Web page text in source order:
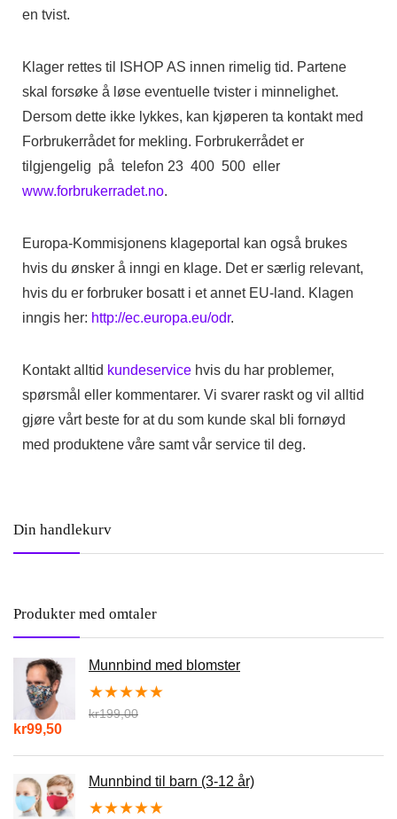
en tvist.
Klager rettes til ISHOP AS innen rimelig tid. Partene
skal forsøke å løse eventuelle tvister i minnelighet.
Dersom dette ikke lykkes, kan kjøperen ta kontakt med
Forbrukerrådet for mekling. Forbrukerrådet er
tilgjengelig på telefon 23 400 500 eller
www.forbrukerradet.no.
Europa-Kommisjonens klageportal kan også brukes
hvis du ønsker å inngi en klage. Det er særlig relevant,
hvis du er forbruker bosatt i et annet EU-land. Klagen
inngis her: http://ec.europa.eu/odr.
Kontakt alltid kundeservice hvis du har problemer,
spørsmål eller kommentarer. Vi svarer raskt og vil alltid
gjøre vårt beste for at du som kunde skal bli fornøyd
med produktene våre samt vår service til deg.
Din handlekurv
Produkter med omtaler
Munnbind med blomster
★★★★★
kr199,00
kr99,50
Munnbind til barn (3-12 år)
★★★★★